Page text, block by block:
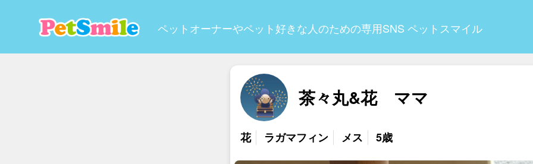
ペットオーナーやペット好きな人のための専用SNS ペットスマイル
茶々丸&花 ママ
花 ラガマフィン メス 5歳